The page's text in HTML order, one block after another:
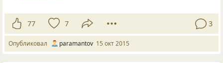
77 7 3
Опубликовал paramantov 15 окт 2015